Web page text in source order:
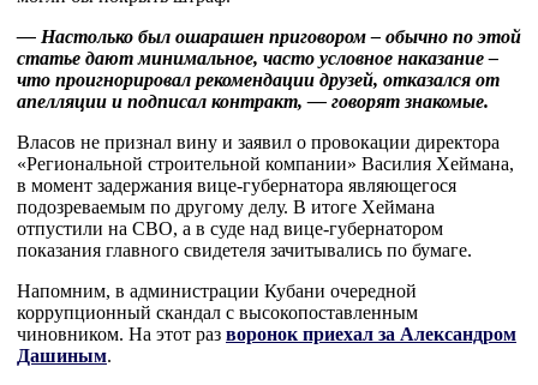
— Настолько был ошарашен приговором – обычно по этой
статье дают минимальное, часто условное наказание –
что проигнорировал рекомендации друзей, отказался от
апелляции и подписал контракт, — говорят знакомые.
Власов не признал вину и заявил о провокации директора
«Региональной строительной компании» Василия Хеймана,
в момент задержания вице-губернатора являющегося
подозреваемым по другому делу. В итоге Хеймана
отпустили на СВО, а в суде над вице-губернатором
показания главного свидетеля зачитывались по бумаге.
Напомним, в администрации Кубани очередной
коррупционный скандал с высокопоставленным
чиновником. На этот раз воронок приехал за Александром
Дашиным.